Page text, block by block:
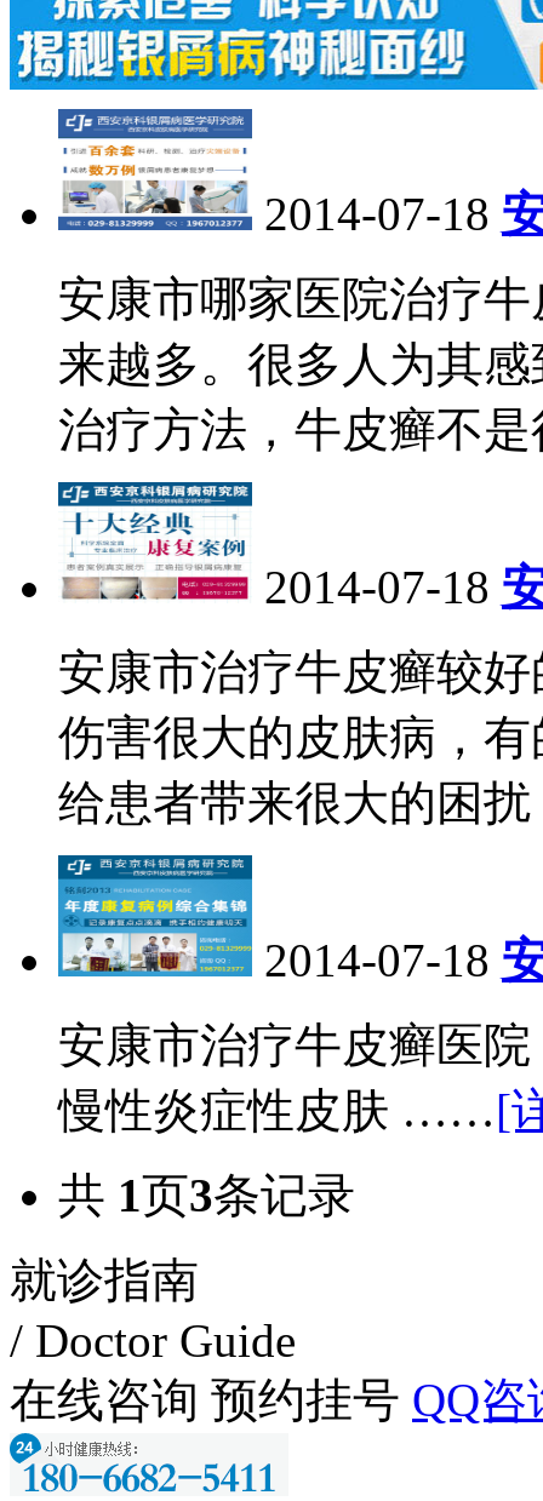
2014-07-18
安康市哪家医院治疗
来越多。很多人为其
治疗方法，牛皮癣不
2014-07-18
安康市治疗牛皮癣较
伤害很大的皮肤病，
给患者带来很大的困
2014-07-18
安康市治疗牛皮癣医
慢性炎症性皮肤 ……[
共 1页3条记录
就诊指南
/ Doctor Guide
在线咨询 预约挂号 QQ咨